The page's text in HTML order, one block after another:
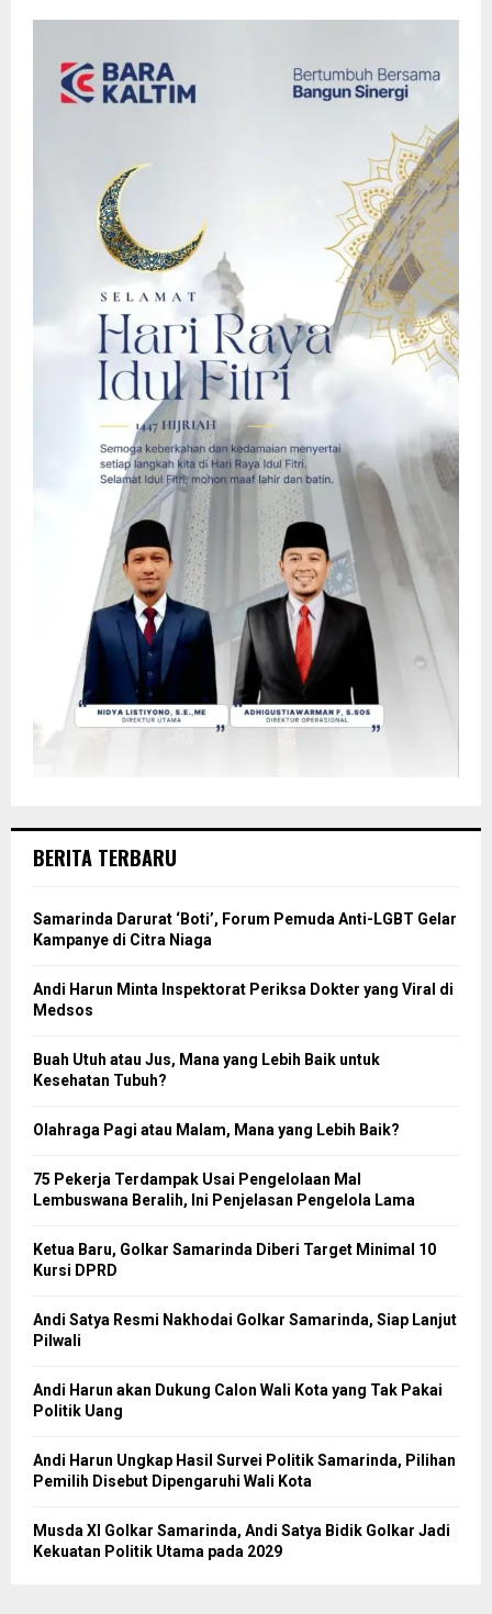
BERITA TERBARU
Samarinda Darurat ‘Boti’, Forum Pemuda Anti-LGBT Gelar
Kampanye di Citra Niaga
Andi Harun Minta Inspektorat Periksa Dokter yang Viral di
Medsos
Buah Utuh atau Jus, Mana yang Lebih Baik untuk
Kesehatan Tubuh?
Olahraga Pagi atau Malam, Mana yang Lebih Baik?
75 Pekerja Terdampak Usai Pengelolaan Mal
Lembuswana Beralih, Ini Penjelasan Pengelola Lama
Ketua Baru, Golkar Samarinda Diberi Target Minimal 10
Kursi DPRD
Andi Satya Resmi Nakhodai Golkar Samarinda, Siap Lanjut
Pilwali
Andi Harun akan Dukung Calon Wali Kota yang Tak Pakai
Politik Uang
Andi Harun Ungkap Hasil Survei Politik Samarinda, Pilihan
Pemilih Disebut Dipengaruhi Wali Kota
Musda XI Golkar Samarinda, Andi Satya Bidik Golkar Jadi
Kekuatan Politik Utama pada 2029